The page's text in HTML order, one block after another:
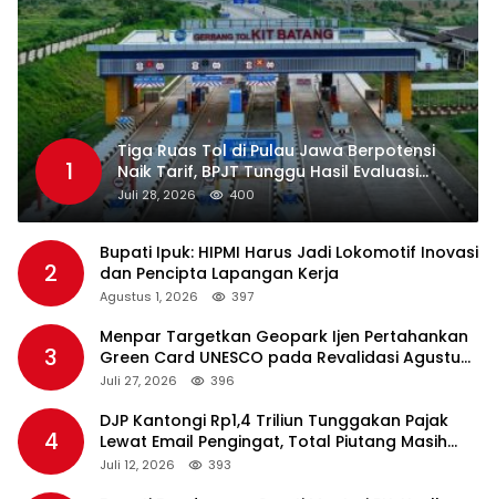
1
Tiga Ruas Tol di Pulau Jawa Berpotensi
Naik Tarif, BPJT Tunggu Hasil Evaluasi
Standar Pelayanan
Juli 28, 2026 400
2
Bupati Ipuk: HIPMI Harus Jadi Lokomotif Inovasi
dan Pencipta Lapangan Kerja
Agustus 1, 2026 397
3
Menpar Targetkan Geopark Ijen Pertahankan
Green Card UNESCO pada Revalidasi Agustus
2026
Juli 27, 2026 396
4
DJP Kantongi Rp1,4 Triliun Tunggakan Pajak
Lewat Email Pengingat, Total Piutang Masih
Rp36 Triliun
Juli 12, 2026 393